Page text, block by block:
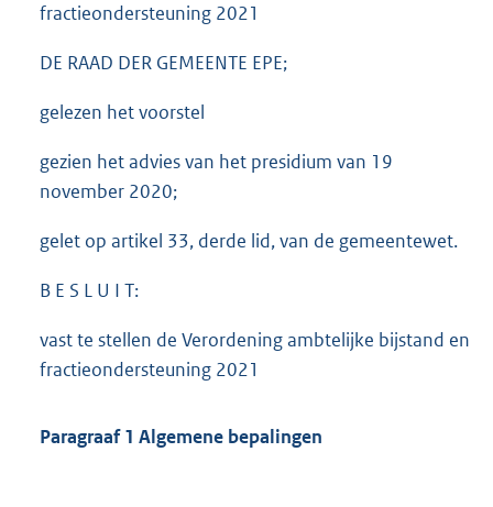
fractieondersteuning 2021
DE RAAD DER GEMEENTE EPE;
gelezen het voorstel
gezien het advies van het presidium van 19
november 2020;
gelet op artikel 33, derde lid, van de gemeentewet.
B E S L U I T:
vast te stellen de Verordening ambtelijke bijstand en
fractieondersteuning 2021
Paragraaf 1 Algemene bepalingen